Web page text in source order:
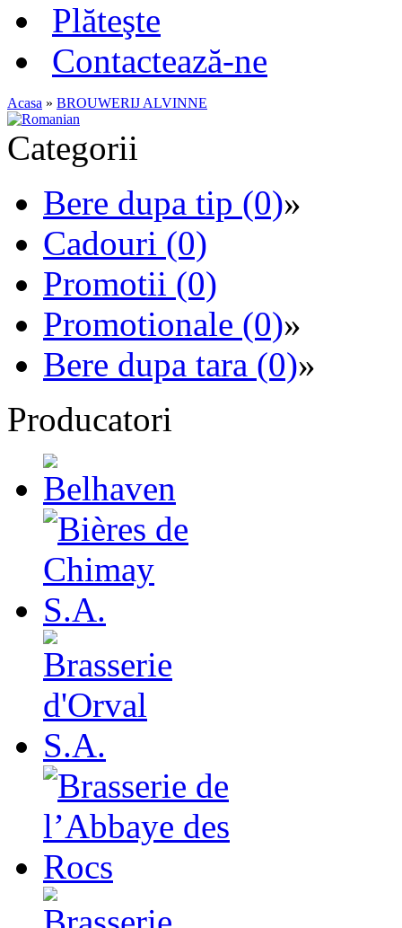
Plăteşte
Contactează-ne
Acasa » BROUWERIJ ALVINNE
Categorii
Bere dupa tip (0)»
Cadouri (0)
Promotii (0)
Promotionale (0)»
Bere dupa tara (0)»
Producatori